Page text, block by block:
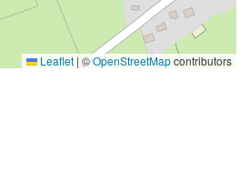
Leaflet |©OpenStreetMapcontributors